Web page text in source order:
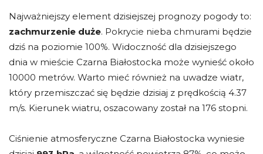
Najważniejszy element dzisiejszej prognozy pogody to:
zachmurzenie duże. Pokrycie nieba chmurami będzie
dziś na poziomie 100%. Widoczność dla dzisiejszego
dnia w mieście Czarna Białostocka może wynieść około
10000 metrów. Warto mieć również na uwadze wiatr,
który przemiszczać się będzie dzisiaj z prędkością 4.37
m/s. Kierunek wiatru, oszacowany został na 176 stopni.
Ciśnienie atmosferyczne Czarna Białostocka wyniesie